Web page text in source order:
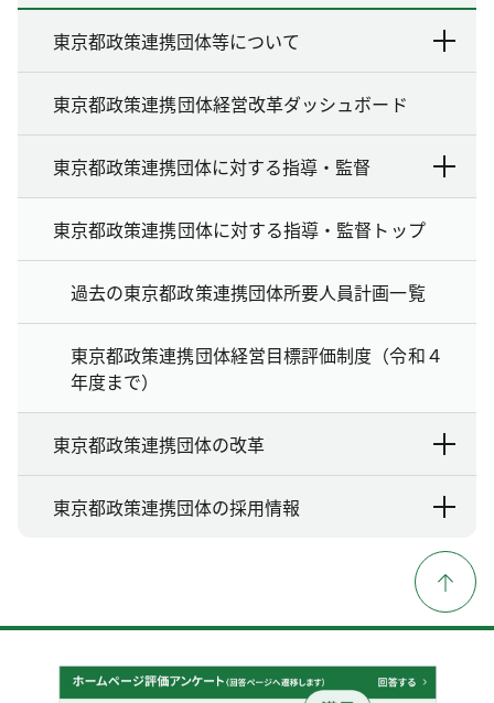
東京都政策連携団体等について
東京都政策連携団体経営改革ダッシュボード
東京都政策連携団体に対する指導・監督
東京都政策連携団体に対する指導・監督トップ
過去の東京都政策連携団体所要人員計画一覧
東京都政策連携団体経営目標評価制度（令和４
年度まで）
東京都政策連携団体の改革
東京都政策連携団体の採用情報